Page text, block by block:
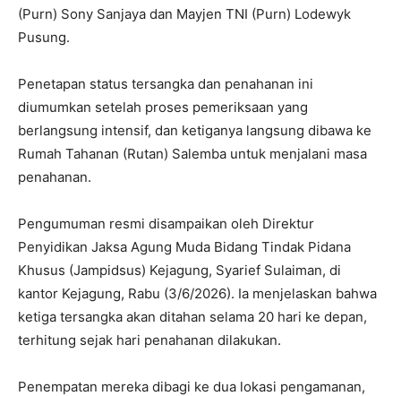
(Purn) Sony Sanjaya dan Mayjen TNI (Purn) Lodewyk
Pusung.
Penetapan status tersangka dan penahanan ini
diumumkan setelah proses pemeriksaan yang
berlangsung intensif, dan ketiganya langsung dibawa ke
Rumah Tahanan (Rutan) Salemba untuk menjalani masa
penahanan.
Pengumuman resmi disampaikan oleh Direktur
Penyidikan Jaksa Agung Muda Bidang Tindak Pidana
Khusus (Jampidsus) Kejagung, Syarief Sulaiman, di
kantor Kejagung, Rabu (3/6/2026). Ia menjelaskan bahwa
ketiga tersangka akan ditahan selama 20 hari ke depan,
terhitung sejak hari penahanan dilakukan.
Penempatan mereka dibagi ke dua lokasi pengamanan,